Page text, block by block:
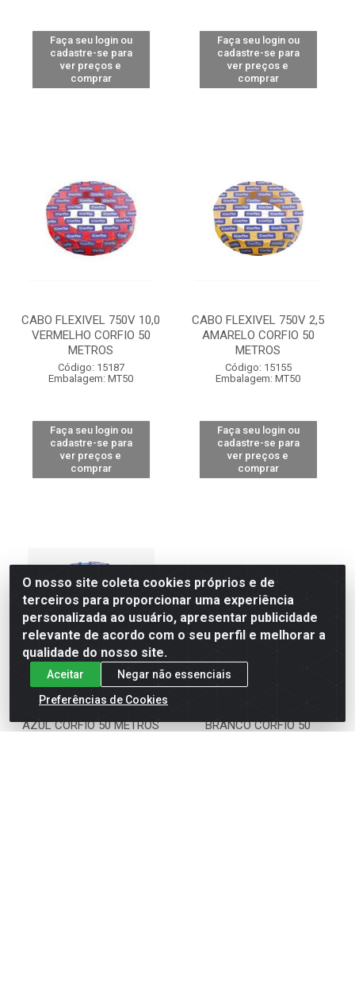
Faça seu login ou
cadastre-se para
ver preços e
comprar
Faça seu login ou
cadastre-se para
ver preços e
comprar
CABO FLEXIVEL 750V 10,0
VERMELHO CORFIO 50
METROS
Código: 15187
Embalagem: MT50
Faça seu login ou
cadastre-se para
ver preços e
comprar
CABO FLEXIVEL 750V 2,5
AMARELO CORFIO 50
METROS
Código: 15155
Embalagem: MT50
Faça seu login ou
cadastre-se para
ver preços e
comprar
CABO FLEXIVEL 750V 2,5
AZUL CORFIO 50 METROS
BRANCO CORFIO 50
O nosso site coleta cookies próprios e de
terceiros para proporcionar uma experiência
personalizada ao usuário, apresentar publicidade
relevante de acordo com o seu perfil e melhorar a
qualidade do nosso site.
Aceitar
Negar não essenciais
Preferências de Cookies